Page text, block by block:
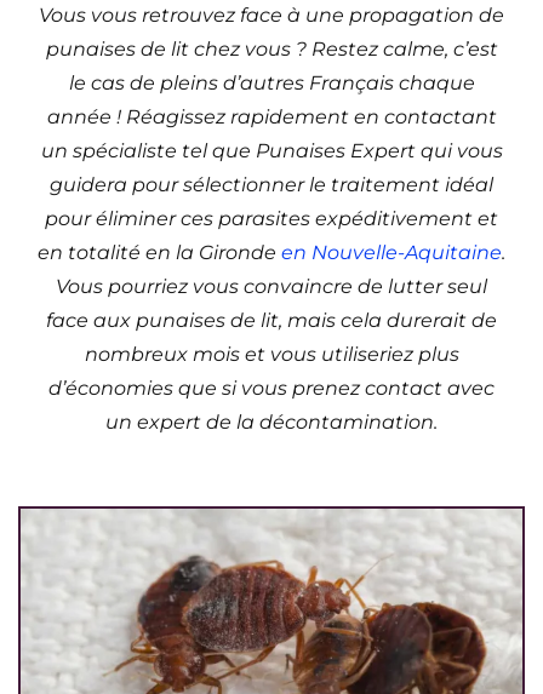
Vous vous retrouvez face à une propagation de
punaises de lit chez vous ? Restez calme, c’est
le cas de pleins d’autres Français chaque
année ! Réagissez rapidement en contactant
un spécialiste tel que Punaises Expert qui vous
guidera pour sélectionner le traitement idéal
pour éliminer ces parasites expéditivement et
en totalité en la Gironde en Nouvelle-Aquitaine.
Vous pourriez vous convaincre de lutter seul
face aux punaises de lit, mais cela durerait de
nombreux mois et vous utiliseriez plus
d’économies que si vous prenez contact avec
un expert de la décontamination.